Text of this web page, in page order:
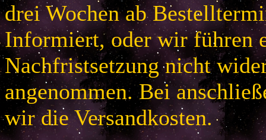
drei Wochen ab
Informiert, oder wir führen
Nachfristsetzung nicht
angenommen. Bei
wir die Versandkosten.